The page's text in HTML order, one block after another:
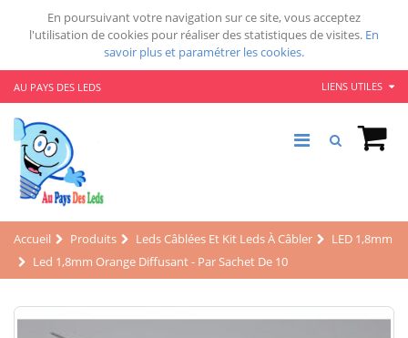
En poursuivant votre navigation sur ce site, vous acceptez
l'utilisation de cookies pour réaliser des statistiques de visites. En
savoir plus et paramétrer les cookies.
AU PAYS DES LEDS LIENS UTILES
Accueil Produits Leds Câblées Et Kit Leds À Câbler
LED 1,8mm
Led 1,8mm Orange Diffusant - Par Sachet De 10